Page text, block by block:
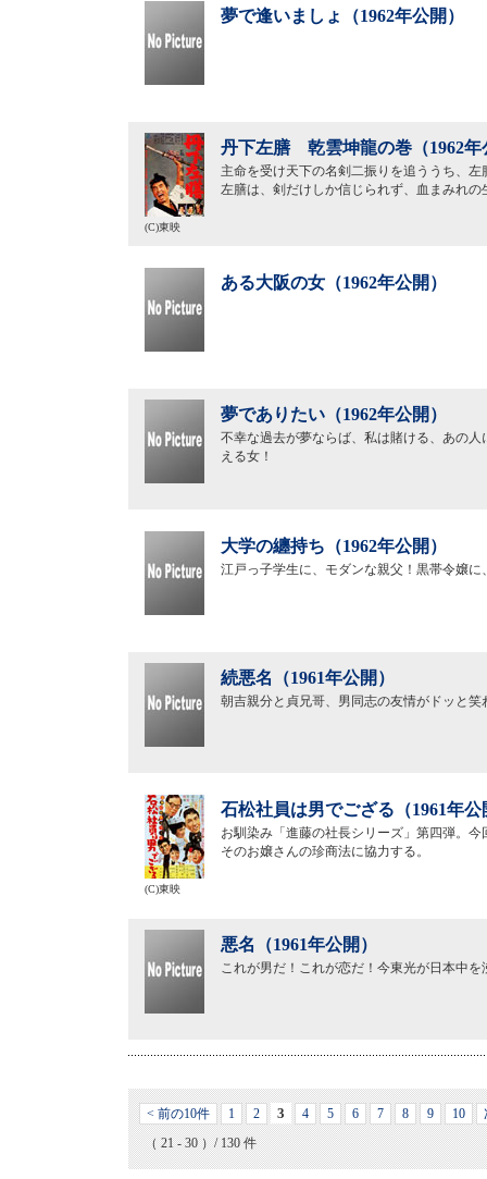
夢で逢いましょ（1962年公開）
丹下左膳 乾雲坤龍の巻（1962年
主命を受け天下の名剣二振りを追ううち、
左膳は、剣だけしか信じられず、血まみれ
(C)東映
ある大阪の女（1962年公開）
夢でありたい（1962年公開）
不幸な過去が夢ならば、私は賭ける、あの
える女！
大学の纏持ち（1962年公開）
江戸っ子学生に、モダンな親父！黒帯令嬢
続悪名（1961年公開）
朝吉親分と貞兄哥、男同志の友情がドッと
石松社員は男でござる（1961年公
お馴染み「進藤の社長シリーズ」第四弾。
そのお嬢さんの珍商法に協力する。
(C)東映
悪名（1961年公開）
これが男だ！これが恋だ！今東光が日本中
< 前の10件 1 2 3 4 5 6 7 8 9 10
（ 21 - 30 ）/ 130 件